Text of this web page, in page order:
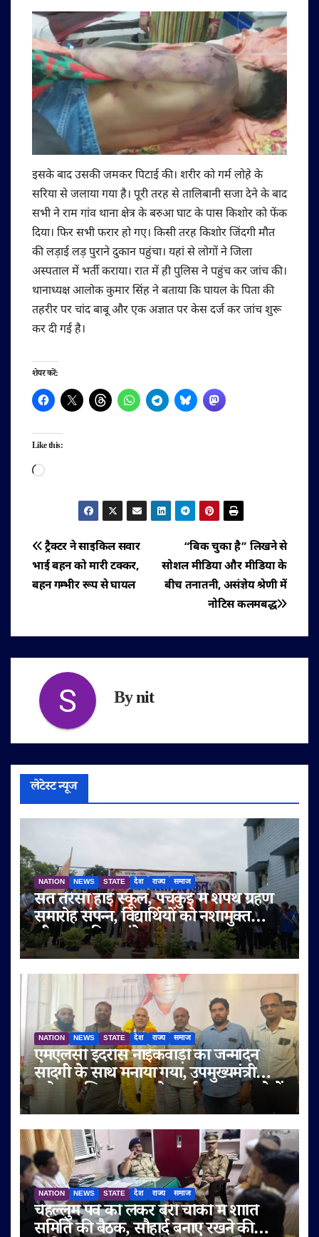
इसके बाद उसकी जमकर पिटाई की। शरीर को गर्म लोहे के
सरिया से जलाया गया है। पूरी तरह से तालिबानी सजा देने के बाद
सभी ने राम गांव थाना क्षेत्र के बरुआ घाट के पास किशोर को फेंक
दिया। फिर सभी फरार हो गए। किसी तरह किशोर जिंदगी मौत
की लड़ाई लड़ पुराने दुकान पहुंचा। यहां से लोगों ने जिला
अस्पताल में भर्ती कराया। रात में ही पुलिस ने पहुंच कर जांच की।
थानाध्यक्ष आलोक कुमार सिंह ने बताया कि घायल के पिता की
तहरीर पर चांद बाबू और एक अज्ञात पर केस दर्ज कर जांच शुरू
कर दी गई है।
शेयर करें:
Like this:
Loading…
पोस्ट
नेविगेशन
“बिक चुका है” लिखने से
सोशल मीडिया और मीडिया के
बीच तनातनी, असंज्ञेय श्रेणी में
नोटिस कलमबद्ध
ट्रैक्टर ने साइकिल सवार
भाई बहन को मारी टक्कर,
बहन गम्भीर रूप से घायल
Bynit
लेटेस्ट न्यूज
NATION NEWS STATE देश राज्य समाज
संत तेरेसा हाई स्कूल, पंचकुई में शपथ ग्रहण
समारोह संपन्न, विद्यार्थियों को नशामुक्त
जीवन का दिया संदेश
NATION NEWS STATE देश राज्य समाज
एमएलसी इदरीस नाईकवाड़ी का जन्मदिन
सादगी के साथ मनाया गया, उपमुख्यमंत्री
सुनेत्रा अजित पवार समेत कई गणमान्य लोगों
ने दी शुभकामनाएं
NATION NEWS STATE देश राज्य समाज
चेहल्लुम पर्व को लेकर बेरी चौकी में शांति
समिति की बैठक, सौहार्द बनाए रखने की